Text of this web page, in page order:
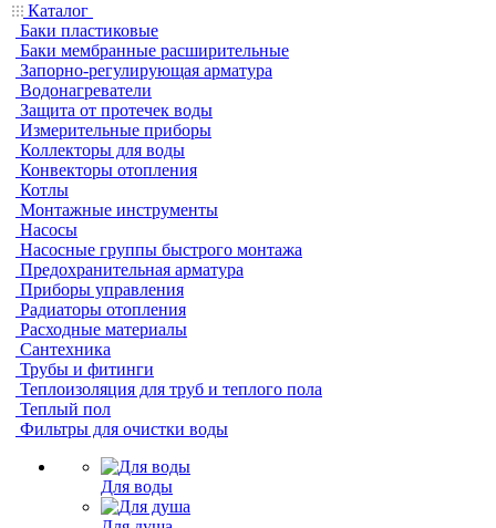
Каталог
Баки пластиковые
Баки мембранные расширительные
Запорно-регулирующая арматура
Водонагреватели
Защита от протечек воды
Измерительные приборы
Коллекторы для воды
Конвекторы отопления
Котлы
Монтажные инструменты
Насосы
Насосные группы быстрого монтажа
Предохранительная арматура
Приборы управления
Радиаторы отопления
Расходные материалы
Сантехника
Трубы и фитинги
Теплоизоляция для труб и теплого пола
Теплый пол
Фильтры для очистки воды
Для воды